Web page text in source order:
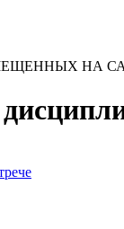
НА